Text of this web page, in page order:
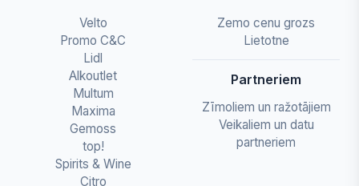
Velto
Promo C&C
Lidl
Alkoutlet
Multum
Maxima
Gemoss
top!
Spirits & Wine
Citro
Zemo cenu grozs
Lietotne
Partneriem
Zīmoliem un ražotājiem
Veikaliem un datu
partneriem